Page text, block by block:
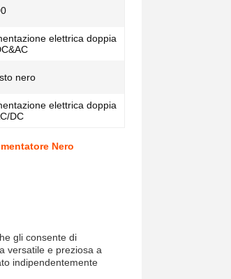
elettrica doppia
nero
elettrica doppia
DC
Nero
gli consente di
versatile e preziosa a
indipendentemente